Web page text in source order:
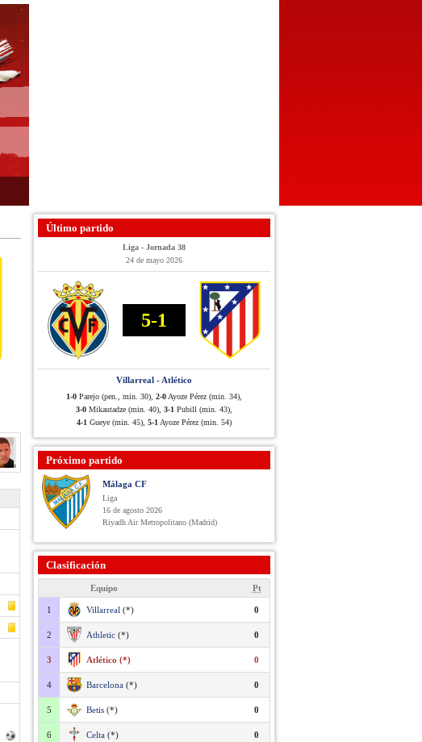
Último partido
Liga - Jornada 38
24 de mayo 2026
5-1
Villarreal - Atlético
1-0 Parejo (pen., min. 30), 2-0 Ayoze Pérez (min. 34),
3-0 Mikautadze (min. 40), 3-1 Pubill (min. 43),
4-1 Gueye (min. 45), 5-1 Ayoze Pérez (min. 54)
Próximo partido
Málaga CF
Liga
16 de agosto 2026
Riyadh Air Metropolitano (Madrid)
Clasificación
Equipo Pt
1 Villarreal (*) 0
2 Athletic (*) 0
3 Atlético (*) 0
4 Barcelona (*) 0
5 Betis (*) 0
6 Celta (*) 0